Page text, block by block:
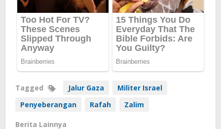
Tagged Jalur Gaza
Militer Israel
Penyeberangan
Rafah Zalim
Berita Lainnya